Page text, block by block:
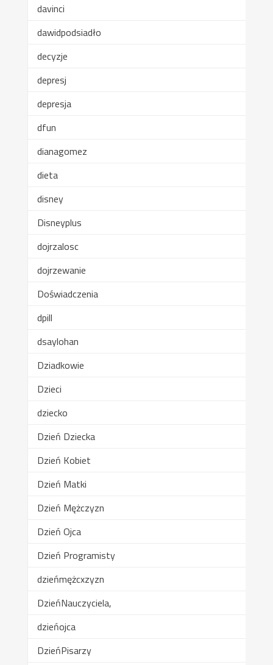
davinci
dawidpodsiadło
decyzje
depresj
depresja
dfun
dianagomez
dieta
disney
Disneyplus
dojrzalosc
dojrzewanie
Doświadczenia
dpill
dsaylohan
Dziadkowie
Dzieci
dziecko
Dzień Dziecka
Dzień Kobiet
Dzień Matki
Dzień Mężczyzn
Dzień Ojca
Dzień Programisty
dzieńmężcxzyzn
DzieńNauczyciela,
dzieńojca
DzieńPisarzy